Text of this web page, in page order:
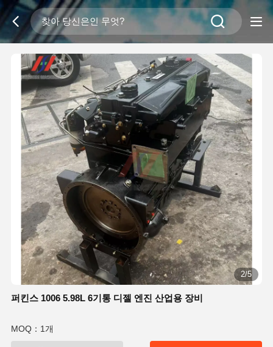
2/5
퍼킨스 1006 5.98L 6기통 디젤 엔진 산업용 장비
MOQ：1개